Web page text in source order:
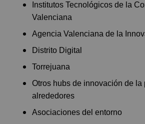
Institutos Tecnológicos de la
Valenciana
Agencia Valenciana de la
Distrito Digital
Torrejuana
Otros hubs de innovación de la
alrededores
Asociaciones del entorno